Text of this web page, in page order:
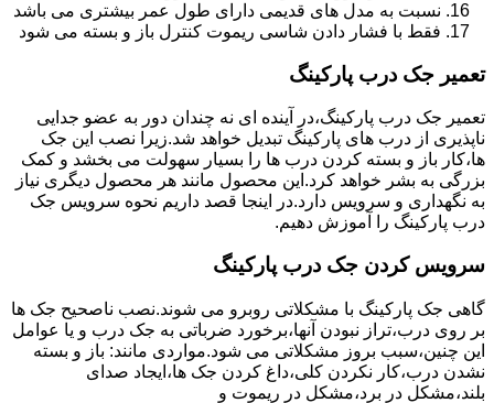
نسبت به مدل های قدیمی دارای طول عمر بیشتری می باشد
فقط با فشار دادن شاسی ریموت کنترل باز و بسته می شود
تعمیر جک درب پارکینگ
تعمیر جک درب پارکینگ،در آینده ای نه چندان دور به عضو جدایی
ناپذیری از درب های پارکینگ تبدیل خواهد شد.زیرا نصب این جک
ها،کار باز و بسته کردن درب ها را بسیار سهولت می بخشد و کمک
بزرگی به بشر خواهد کرد.این محصول مانند هر محصول دیگری نیاز
به نگهداری و سرویس دارد.در اینجا قصد داریم نحوه سرویس جک
درب پارکینگ را آموزش دهیم.
سرویس کردن جک درب پارکینگ
گاهی جک پارکینگ با مشکلاتی روبرو می شوند.نصب ناصحیح جک ها
بر روی درب،تراز نبودن آنها،برخورد ضرباتی به جک درب و یا عوامل
این چنین،سبب بروز مشکلاتی می شود.مواردی مانند: باز و بسته
نشدن درب،کار نکردن کلی،داغ کردن جک ها،ایجاد صدای
بلند،مشکل در برد،مشکل در ریموت و